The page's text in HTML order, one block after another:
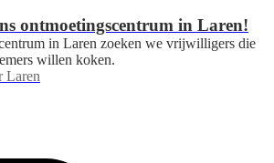
ontmoetingscentrum in Laren!
in Laren zoeken we vrijwilligers die
willen koken.
Laren